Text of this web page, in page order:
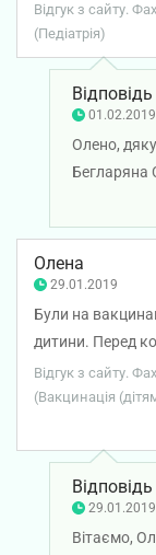
Відгук з сайту.
(Педіатрія)
Відповідь
01.02.2019
Олено,
Бегларяна
Олена
29.01.2019
Були на
дитини. Перед
Степан
спасибі!
Відгук з сайту.
(Вакцинація
Відповідь
29.01.2019
Вітаємо,